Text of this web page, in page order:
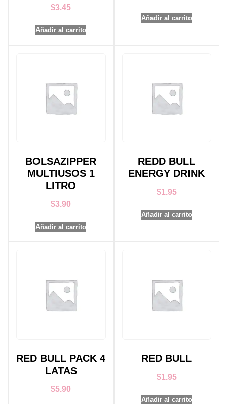
$3.45
Añadir al carrito
Añadir al carrito
BOLSAZIPPER
MULTIUSOS 1
LITRO
$3.90
Añadir al carrito
REDD BULL
ENERGY DRINK
$1.95
Añadir al carrito
RED BULL PACK 4
LATAS
$5.90
RED BULL
$1.95
Añadir al carrito